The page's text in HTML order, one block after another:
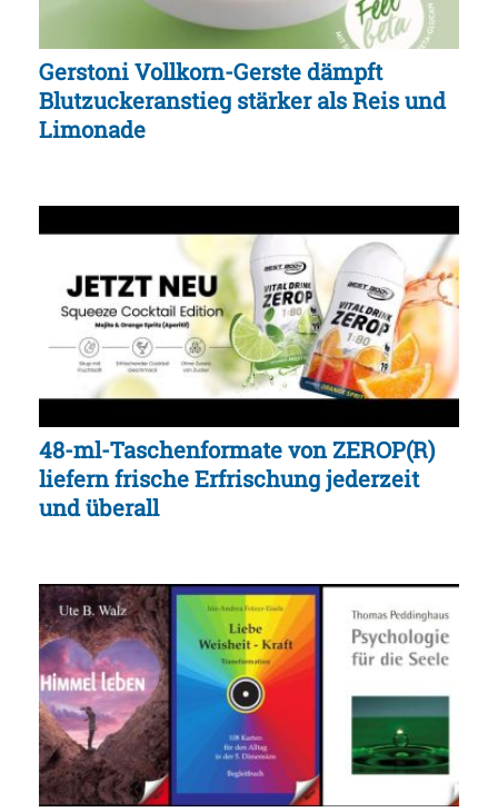
Gerstoni Vollkorn-Gerste dämpft
Blutzuckeranstieg stärker als Reis und
Limonade
48-ml-Taschenformate von ZEROP(R)
liefern frische Erfrischung jederzeit
und überall